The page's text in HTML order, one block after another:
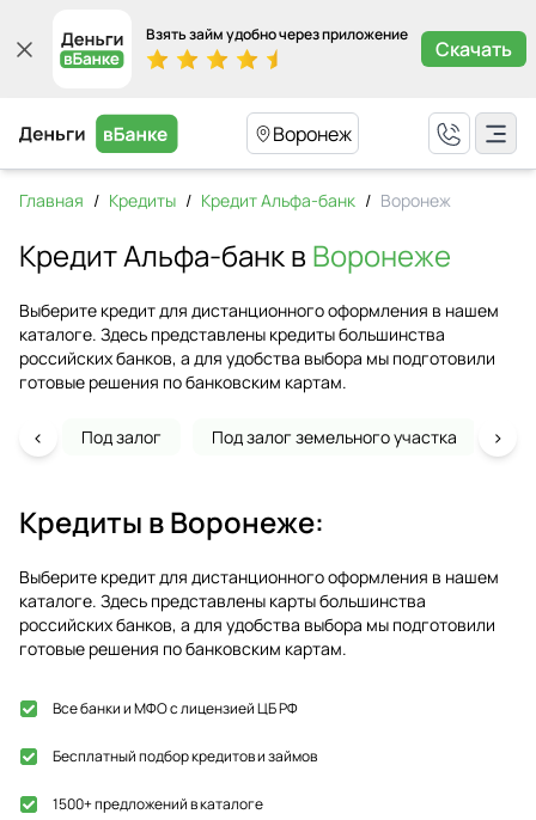
Взять займ удобно через приложение
Скачать
Воронеж
Главная / Кредиты / Кредит Альфа-банк / Воронеж
Кредит Альфа-банк вВоронеже
Выберите кредит для дистанционного оформления в нашем
каталоге. Здесь представлены кредиты большинства
российских банков, а для удобства выбора мы подготовили
готовые решения по банковским картам.
Под залог Под залог земельного участка
‹ ›
Кредиты вВоронеже:
Выберите кредит для дистанционного оформления в нашем
каталоге. Здесь представлены карты большинства
российских банков, а для удобства выбора мы подготовили
готовые решения по банковским картам.
Все банки и МФО с лицензией ЦБ РФ
Бесплатный подбор кредитов и займов
1500+ предложений в каталоге